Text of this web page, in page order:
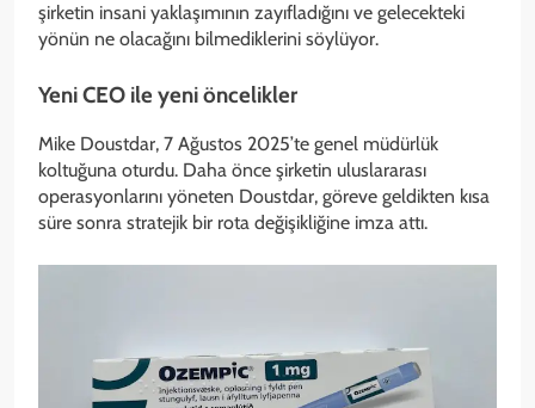
şirketin insani yaklaşımının zayıfladığını ve gelecekteki
yönün ne olacağını bilmediklerini söylüyor.
Yeni CEO ile yeni öncelikler
Mike Doustdar, 7 Ağustos 2025’te genel müdürlük
koltuğuna oturdu. Daha önce şirketin uluslararası
operasyonlarını yöneten Doustdar, göreve geldikten kısa
süre sonra stratejik bir rota değişikliğine imza attı.